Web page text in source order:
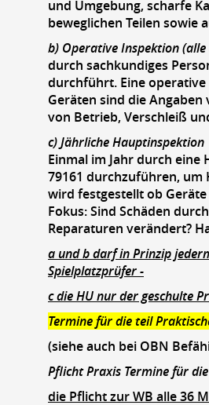
und Umgebung, scharfe
beweglichen Teilen sowie
b) Operative Inspektion
durch sachkundiges
durchführt. Eine
Geräten sind die
von Betrieb, Verschleiß
c) Jährliche Hauptinspektion
Einmal im Jahr durch
79161 durchzuführen, um
wird festgestellt ob
Fokus: Sind Schäden
Reparaturen verändert?
a und b darf in Prinzip
Spielplatzprüfer -
c die HU nur der geschulte
Termine für die teil
(siehe auch bei OBN
Pflicht Praxis Termine für
die Pflicht zur WB alle 36